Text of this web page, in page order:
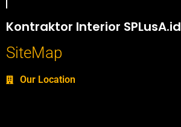
Kontraktor Interior SPLusA.id
SiteMap
Our Location